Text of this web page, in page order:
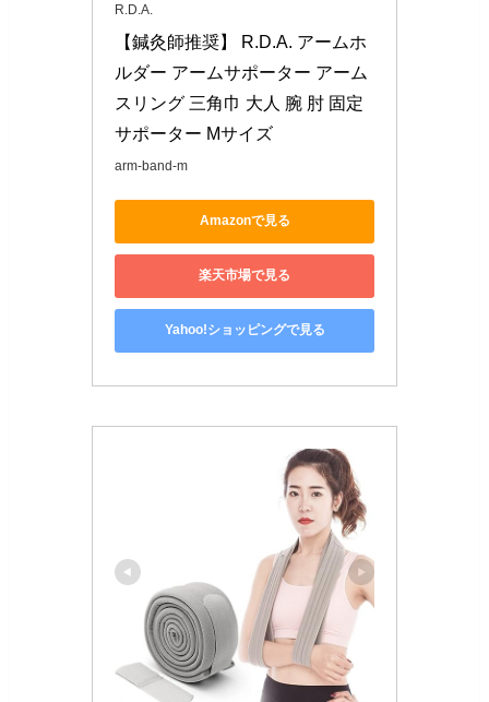
R.D.A.
【鍼灸師推奨】 R.D.A. アームホ
ルダー アームサポーター アーム
スリング 三角巾 大人 腕 肘 固定
サポーター Mサイズ
arm-band-m
Amazonで見る
楽天市場で見る
Yahoo!ショッピングで見る